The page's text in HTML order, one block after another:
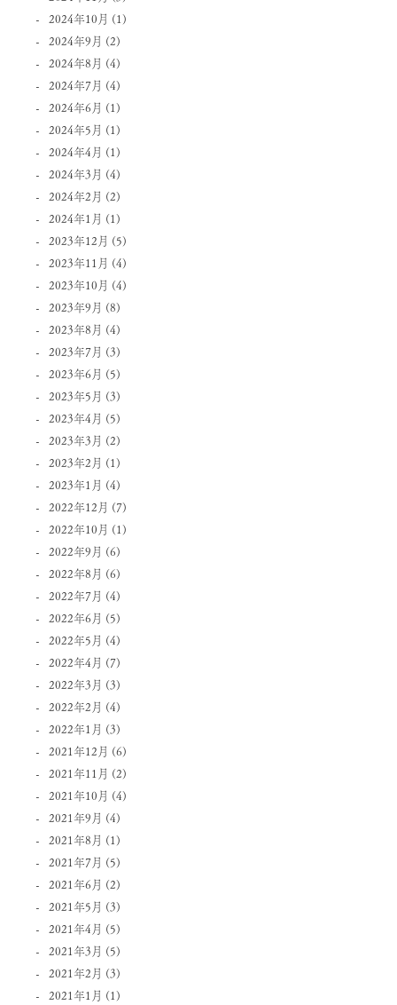
2024年10月 (1)
2024年9月 (2)
2024年8月 (4)
2024年7月 (4)
2024年6月 (1)
2024年5月 (1)
2024年4月 (1)
2024年3月 (4)
2024年2月 (2)
2024年1月 (1)
2023年12月 (5)
2023年11月 (4)
2023年10月 (4)
2023年9月 (8)
2023年8月 (4)
2023年7月 (3)
2023年6月 (5)
2023年5月 (3)
2023年4月 (5)
2023年3月 (2)
2023年2月 (1)
2023年1月 (4)
2022年12月 (7)
2022年10月 (1)
2022年9月 (6)
2022年8月 (6)
2022年7月 (4)
2022年6月 (5)
2022年5月 (4)
2022年4月 (7)
2022年3月 (3)
2022年2月 (4)
2022年1月 (3)
2021年12月 (6)
2021年11月 (2)
2021年10月 (4)
2021年9月 (4)
2021年8月 (1)
2021年7月 (5)
2021年6月 (2)
2021年5月 (3)
2021年4月 (5)
2021年3月 (5)
2021年2月 (3)
2021年1月 (1)